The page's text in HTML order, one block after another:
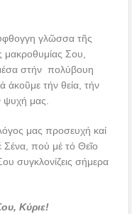
γλῶσσα τῆς
μακροθυμίας Σου,
στήν πολύβουη
ἀκοῦμε τήν θεία, τήν
ψυχή μας.
μας προσευχή καί
Σένα, πού μέ τό Θεῖο
συγκλονίζεις σήμερα
Κύριε!